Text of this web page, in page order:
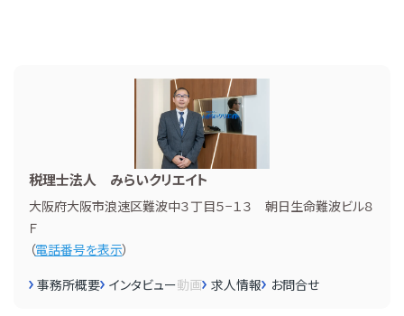
税理士法人 みらいクリエイト
大阪府大阪市浪速区難波中３丁目５−１３ 朝日生命難波ビル８
Ｆ
（電話番号を表示）
事務所概要 インタビュー動画 求人情報 お問合せ